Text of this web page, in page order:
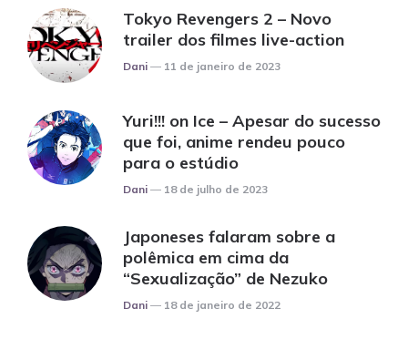
Tokyo Revengers 2 – Novo
trailer dos filmes live-action
Posted
Dani 11 de janeiro de 2023
Yuri!!! on Ice – Apesar do sucesso
que foi, anime rendeu pouco
para o estúdio
Posted
Dani 18 de julho de 2023
Japoneses falaram sobre a
polêmica em cima da
“Sexualização” de Nezuko
Posted
Dani 18 de janeiro de 2022